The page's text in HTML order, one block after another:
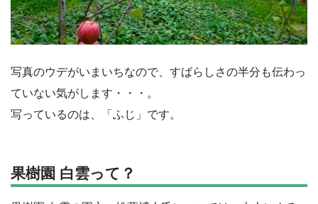
写真のウデがいまいちなので、すばらしさの半分も伝わっ
ていない気がします・・・。
写っているのは、「ふじ」です。
果樹園 白雲って？